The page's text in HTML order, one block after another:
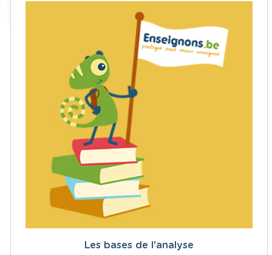
Les bases de l'analyse